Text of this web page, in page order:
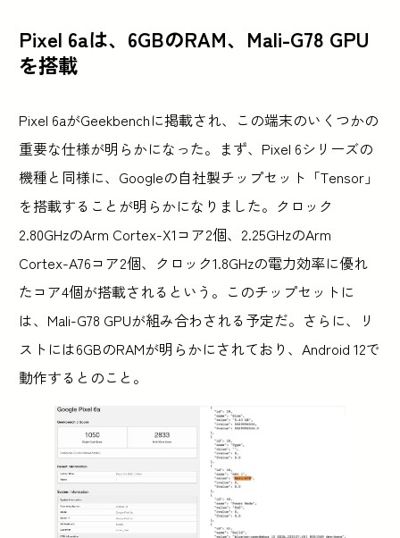
Pixel 6aは、6GBのRAM、Mali-G78 GPU
を搭載
Pixel 6aがGeekbenchに掲載され、この端末のいくつかの
重要な仕様が明らかになった。まず、Pixel 6シリーズの
機種と同様に、Googleの自社製チップセット「Tensor」
を搭載することが明らかになりました。クロック
2.80GHzのArm Cortex-X1コア2個、2.25GHzのArm
Cortex-A76コア2個、クロック1.8GHzの電力効率に優れ
たコア4個が搭載されるという。このチップセットに
は、Mali-G78 GPUが組み合わされる予定だ。さらに、リ
ストには6GBのRAMが明らかにされており、Android 12で
動作するとのこと。